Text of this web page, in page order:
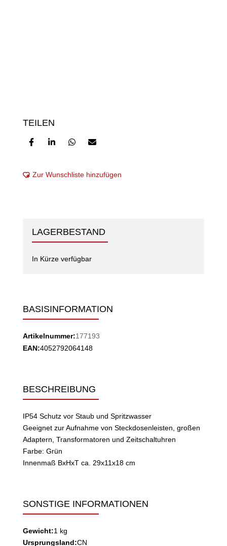
LAGERBESTAND
In Kürze verfügbar
BASISINFORMATION
Artikelnummer:177193
EAN:4052792064148
BESCHREIBUNG
IP54 Schutz vor Staub und Spritzwasser
Geeignet zur Aufnahme von Steckdosenleisten, großen
Adaptern, Transformatoren und Zeitschaltuhren
Farbe: Grün
Innenmaß BxHxT ca. 29x11x18 cm
SONSTIGE INFORMATIONEN
Gewicht:1 kg
Ursprungsland:CN
TEILEN
Zur Wunschliste hinzufügen